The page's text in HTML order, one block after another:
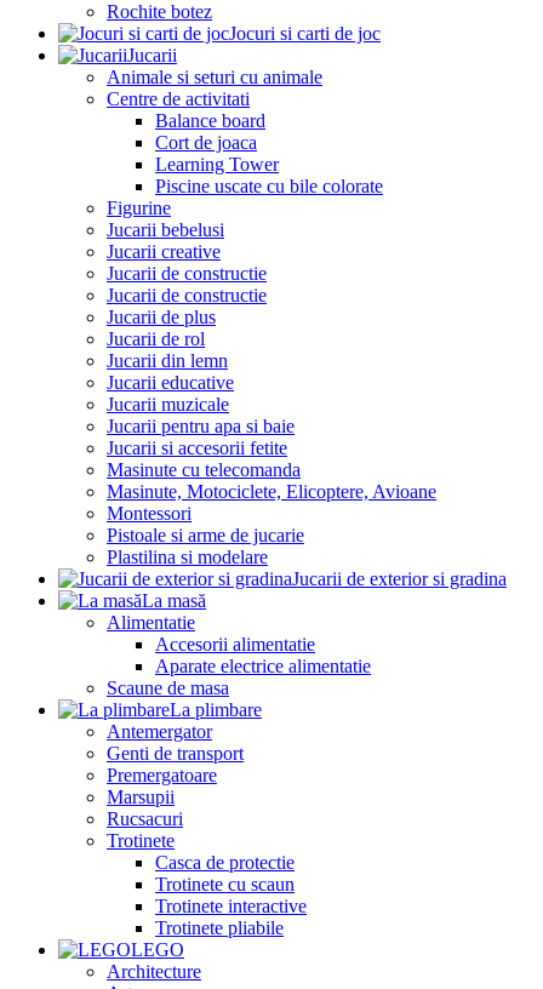
Rochite botez
Jocuri si carti de joc
Jucarii
Animale si seturi cu animale
Centre de activitati
Balance board
Cort de joaca
Learning Tower
Piscine uscate cu bile colorate
Figurine
Jucarii bebelusi
Jucarii creative
Jucarii de constructie
Jucarii de constructie
Jucarii de plus
Jucarii de rol
Jucarii din lemn
Jucarii educative
Jucarii muzicale
Jucarii pentru apa si baie
Jucarii si accesorii fetite
Masinute cu telecomanda
Masinute, Motociclete, Elicoptere, Avioane
Montessori
Pistoale si arme de jucarie
Plastilina si modelare
Jucarii de exterior si gradina
La masă
Alimentatie
Accesorii alimentatie
Aparate electrice alimentatie
Scaune de masa
La plimbare
Antemergator
Genti de transport
Premergatoare
Marsupii
Rucsacuri
Trotinete
Casca de protectie
Trotinete cu scaun
Trotinete interactive
Trotinete pliabile
LEGO
Architecture